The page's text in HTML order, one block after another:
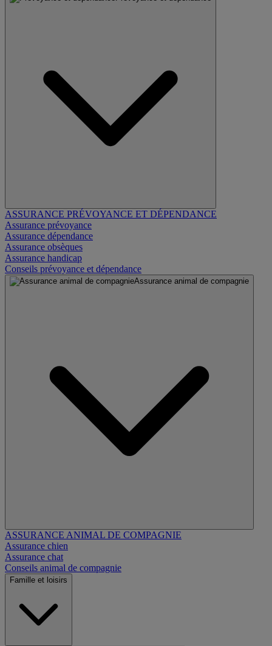
ASSURANCE PRÉVOYANCE ET DÉPENDANCE
Assurance prévoyance
Assurance dépendance
Assurance obsèques
Assurance handicap
Conseils prévoyance et dépendance
Assurance animal de compagnie
ASSURANCE ANIMAL DE COMPAGNIE
Assurance chien
Assurance chat
Conseils animal de compagnie
Famille et loisirs